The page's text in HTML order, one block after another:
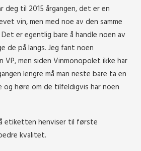
deg til 2015 årgangen, det er en
vin, men med noe av den samme
er egentlig bare å handle noen av
de på langs. Jeg fant noen
VP, men siden Vinmonopolet ikke har
lengre må man neste bare ta en
høre om de tilfeldigvis har noen
etiketten henviser til første
kvalitet.